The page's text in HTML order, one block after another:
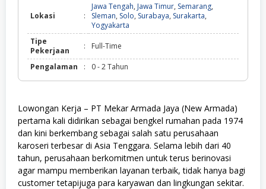
Lokasi :
Jawa Tengah, Jawa Timur, Semarang,
Sleman, Solo, Surabaya, Surakarta,
Yogyakarta
Tipe
Pekerjaan
: Full-Time
Pengalaman : 0 - 2 Tahun
Lowongan Kerja – PT Mekar Armada Jaya (New Armada)
pertama kali didirikan sebagai bengkel rumahan pada 1974
dan kini berkembang sebagai salah satu perusahaan
karoseri terbesar di Asia Tenggara. Selama lebih dari 40
tahun, perusahaan berkomitmen untuk terus berinovasi
agar mampu memberikan layanan terbaik, tidak hanya bagi
customer tetapijuga para karyawan dan lingkungan sekitar.